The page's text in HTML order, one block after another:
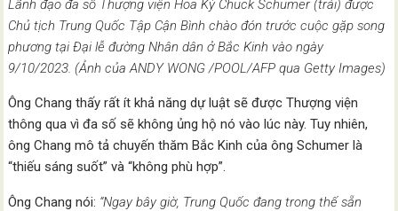
Lãnh đạo đa số Thượng viện Hoa Kỳ Chuck Schumer (trái) được
Chủ tịch Trung Quốc Tập Cận Bình chào đón trước cuộc gặp song
phương tại Đại lễ đường Nhân dân ở Bắc Kinh vào ngày
9/10/2023. (Ảnh của ANDY WONG /POOL/AFP qua Getty Images)
Ông Chang thấy rất ít khả năng dự luật sẽ được Thượng viện
thông qua vì đa số sẽ không ủng hộ nó vào lúc này. Tuy nhiên,
ông Chang mô tả chuyến thăm Bắc Kinh của ông Schumer là
“thiếu sáng suốt” và “không phù hợp”.
Ông Chang nói: “Ngay bây giờ, Trung Quốc đang trong thế sẵn